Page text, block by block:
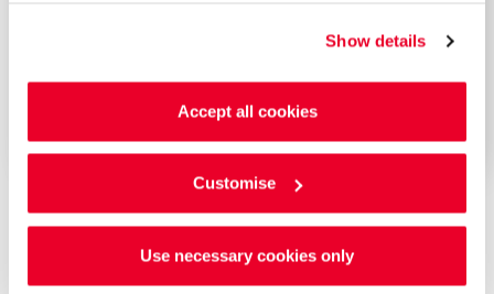
Show details
Accept all cookies
Customise
Use necessary cookies only
Carta carburante EDC Fleetone
RICHIEDILA ORA